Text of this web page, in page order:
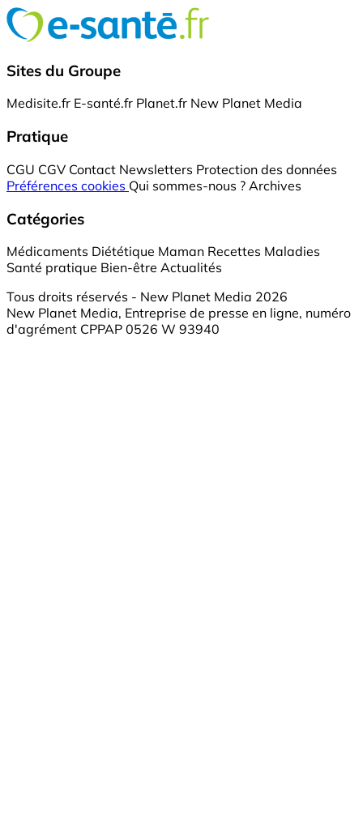
Sites du Groupe
Medisite.fr E-santé.fr Planet.fr New Planet Media
Pratique
CGU CGV Contact Newsletters Protection des données
Préférences cookies Qui sommes-nous ? Archives
Catégories
Médicaments Diététique Maman Recettes Maladies
Santé pratique Bien-être Actualités
Tous droits réservés - New Planet Media 2026
New Planet Media, Entreprise de presse en ligne, numéro
d'agrément CPPAP 0526 W 93940